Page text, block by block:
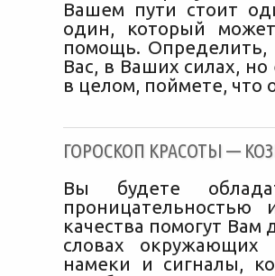
Вашем пути стоит
один, который
помощь. Определить,
Вас, в Ваших силах,
в целом, поймете, что
ГОРОСКОП КРАСОТЫ —
Вы будете
проницательностью
качества помогут Вам
словах
намеки и сигналы,